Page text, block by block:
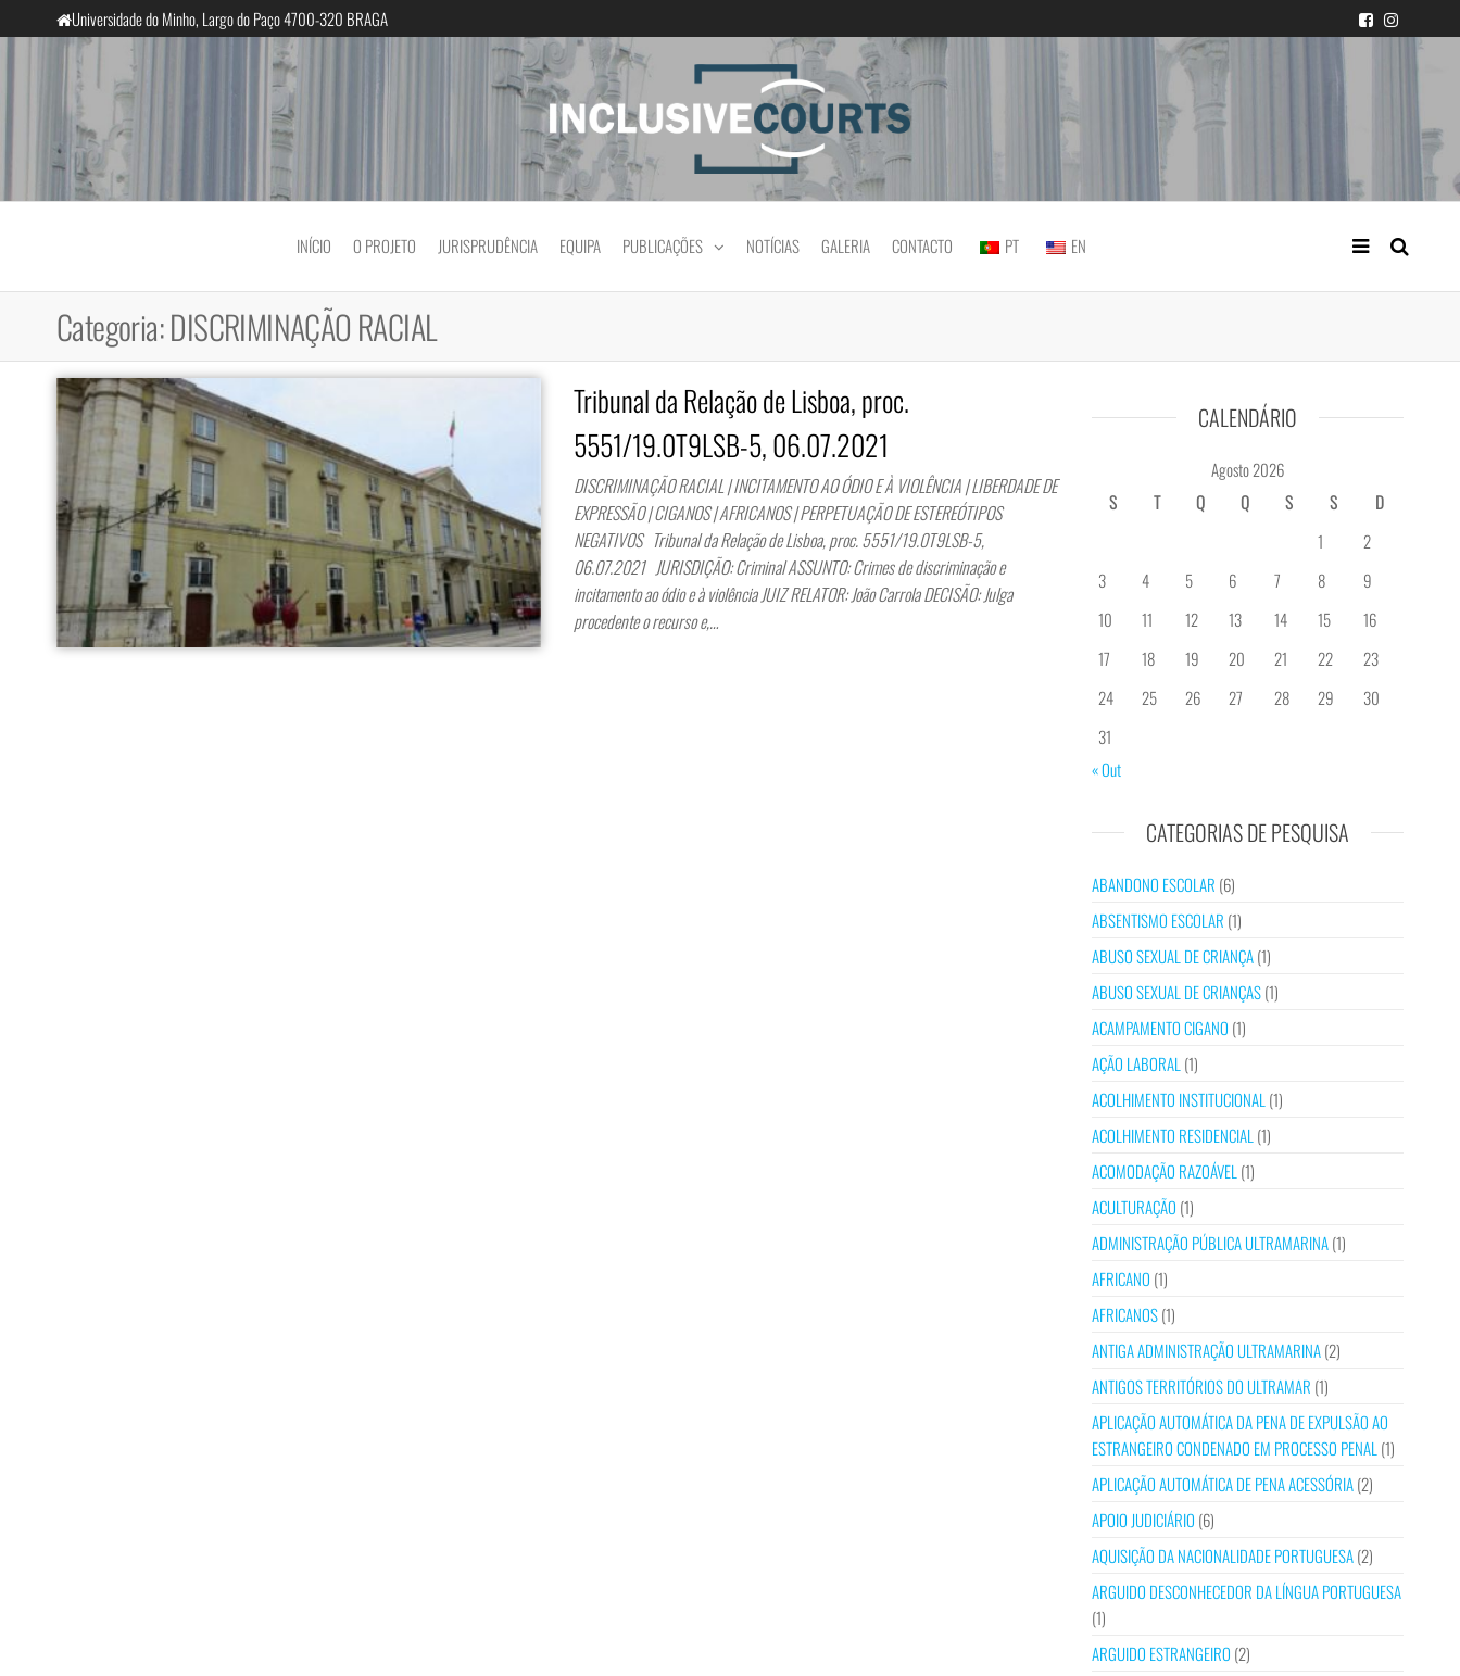
para
Universidade do Minho, Largo do Paço 4700-320 BRAGA
InclusiveCourts Igualdade e diferença cultural na prática judicial portuguesa
INÍCIO O PROJETO JURISPRUDÊNCIA EQUIPA PUBLICAÇÕES NOTÍCIAS GALERIA CONTACTO PT EN
Categoria:DISCRIMINAÇÃO RACIAL
Tribunal da Relação de Lisboa, proc.
5551/19.0T9LSB-5, 06.07.2021
DISCRIMINAÇÃO RACIAL | INCITAMENTO AO ÓDIO E À VIOLÊNCIA | LIBERDADE DE
EXPRESSÃO | CIGANOS | AFRICANOS | PERPETUAÇÃO DE ESTEREÓTIPOS
NEGATIVOS Tribunal da Relação de Lisboa, proc. 5551/19.0T9LSB-5,
06.07.2021 JURISDIÇÃO: Criminal ASSUNTO: Crimes de discriminação e
incitamento ao ódio e à violência JUIZ RELATOR: João Carrola DECISÃO: Julga
procedente o recurso e,…
CALENDÁRIO
Agosto 2026
S
T Q Q S S
D
1
2
3
4 5 6 7 8
9
10
11 12 13 14 15
16
17
18 19 20 21 22
23
24
25 26 27 28 29
30
31
« Out
CATEGORIAS DE PESQUISA
ABANDONO ESCOLAR (6)
ABSENTISMO ESCOLAR (1)
ABUSO SEXUAL DE CRIANÇA(1)
ABUSO SEXUAL DE CRIANÇAS(1)
ACAMPAMENTO CIGANO (1)
AÇÃO LABORAL (1)
ACOLHIMENTO INSTITUCIONAL (1)
ACOLHIMENTO RESIDENCIAL (1)
ACOMODAÇÃO RAZOÁVEL (1)
ACULTURAÇÃO (1)
ADMINISTRAÇÃO PÚBLICA ULTRAMARINA(1)
AFRICANO (1)
AFRICANOS(1)
ANTIGA ADMINISTRAÇÃO ULTRAMARINA(2)
ANTIGOS TERRITÓRIOS DO ULTRAMAR (1)
APLICAÇÃO AUTOMÁTICA DA PENA DE EXPULSÃO AO
ESTRANGEIRO CONDENADO EM PROCESSO PENAL (1)
APLICAÇÃO AUTOMÁTICA DE PENA ACESSÓRIA(2)
APOIO JUDICIÁRIO (6)
AQUISIÇÃO DA NACIONALIDADE PORTUGUESA(2)
ARGUIDO DESCONHECEDOR DA LÍNGUA PORTUGUESA
(1)
ARGUIDO ESTRANGEIRO (2)